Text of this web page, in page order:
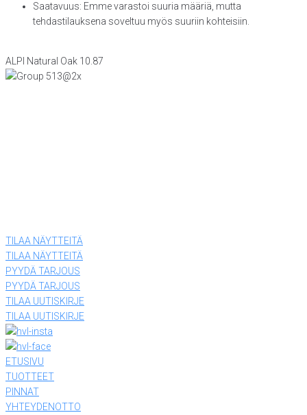
Saatavuus: Emme varastoi suuria määriä, mutta
tehdastilauksena soveltuu myös suuriin kohteisiin.
ALPI Natural Oak 10.87
TILAA NÄYTTEITÄ
TILAA NÄYTTEITÄ
PYYDÄ TARJOUS
PYYDÄ TARJOUS
TILAA UUTISKIRJE
TILAA UUTISKIRJE
ETUSIVU
TUOTTEET
PINNAT
YHTEYDENOTTO